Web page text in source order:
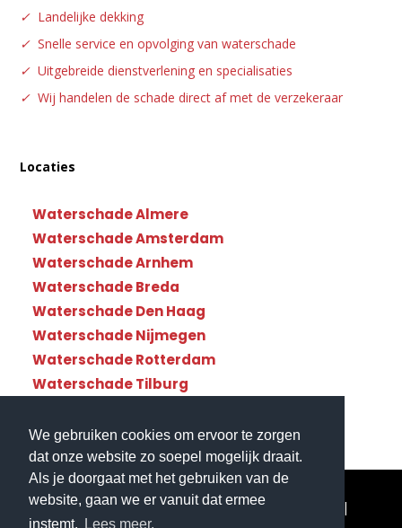
We gebruiken cookies om ervoor te zorgen
dat onze website zo soepel mogelijk draait.
Als je doorgaat met het gebruiken van de
website, gaan we er vanuit dat ermee
instemt.
Lees meer.
✓ Landelijke dekking
✓ Snelle service en opvolging van waterschade
✓ Uitgebreide dienstverlening en specialisaties
✓ Wij handelen de schade direct af met de verzekeraar
Locaties
Waterschade Almere
Waterschade Amsterdam
Waterschade Arnhem
Waterschade Breda
Waterschade Den Haag
Waterschade Nijmegen
Waterschade Rotterdam
Waterschade Tilburg
© Copyright Waterschade112 - Landelijke dekking|